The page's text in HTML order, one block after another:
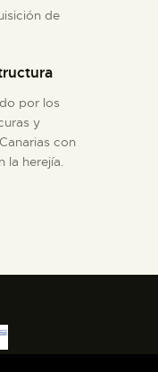
de
por los
y
con
la herejía.